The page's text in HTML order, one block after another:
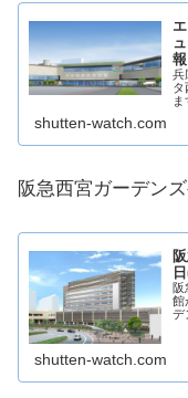
報
兵
タ
shutten-watch.com
阪急西宮ガーデン
阪
館
デ
shutten-watch.com